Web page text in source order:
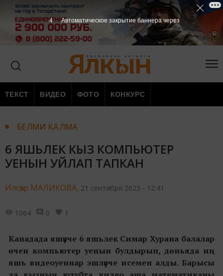
ТЕКСТ ВИДЕО ФОТО КОНКУРС
БЕЛМИ КАЛМА
6 ЯШЬЛЕК КЫЗ КОМПЬЮТЕР
УЕНЫН УЙЛАП ТАПКАН
Илсөяр МАЛИКОВА, 21 сентября 2023 - 12:41
1064 0 1
Канадада яшәүче 6 яшьлек Симар Хурана балалар
өчен компьютер уенын булдырып, дөньяда иң
яшь видеоуеннар эшләүче исемен алды. Барысы
3 Автоматическое закрытие баннера через